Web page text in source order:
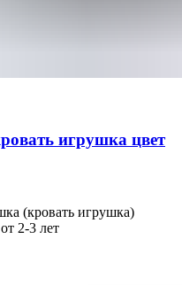
игрушка цвет
(кровать игрушка)
2-3 лет